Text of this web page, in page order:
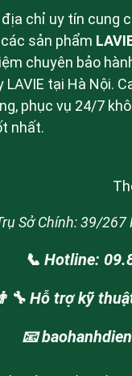
chỉ uy tín cung
sản phẩm
chuyên bảo
tại Hà Nội.
phục vụ 24/7
nhất.
Sở Chính: 39/267
📞 Hotline:
Hỗ trợ kỹ
📧